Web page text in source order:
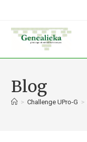
Blog
> Challenge UPro-G >